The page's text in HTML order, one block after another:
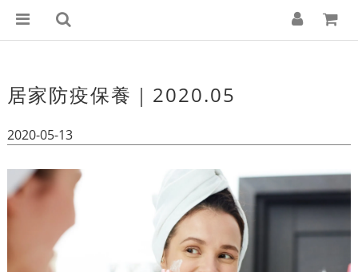
居家防疫保養｜2020.05
2020-05-13